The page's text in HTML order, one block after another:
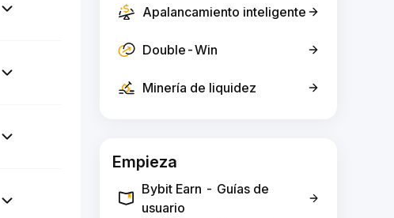
Apalancamiento inteligente
Double-Win
Minería de liquidez
Empieza
Bybit Earn - Guías de
usuario